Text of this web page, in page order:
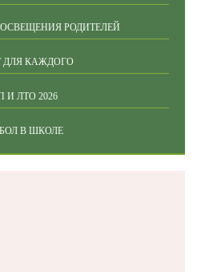
РОДИТЕЛЕЙ
ДЛЯ КАЖДОГО
И ЛТО 2026
В ШКОЛЕ